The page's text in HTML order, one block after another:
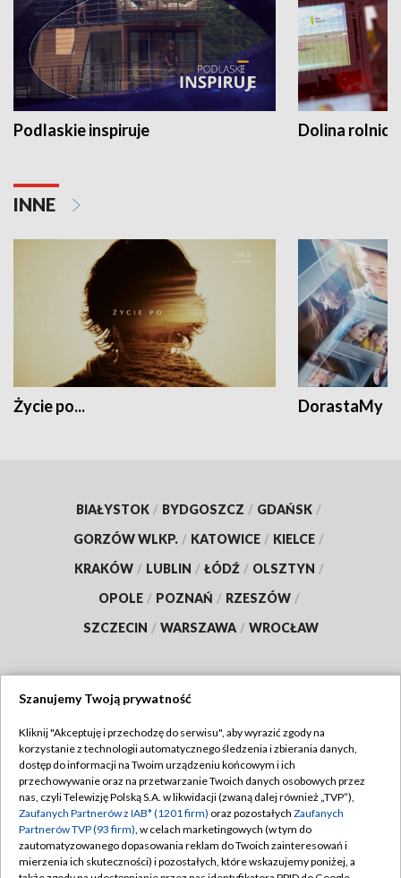
Podlaskie inspiruje Dolina
INNE
Życie po... DorastaMy
BIAŁYSTOK / BYDGOSZCZ / GDAŃSK /
GORZÓW WLKP. / KATOWICE / KIELCE /
KRAKÓW / LUBLIN / ŁÓDŹ / OLSZTYN /
OPOLE / POZNAŃ / RZESZÓW /
SZCZECIN / WARSZAWA / WROCŁAW
TVP
Abonament TVP
Emisja w TVP
Centrum informacji TVP
Naziemna Telewizja Cyfrowa
Regulamin TVP
Polityka prywatności
Moje zgody
Pomoc
Szanujemy Twoją prywatność
Kliknij "Akceptuję i przechodzę do serwisu", aby wyrazić zgody na
korzystanie z technologii automatycznego śledzenia i zbierania danych,
dostęp do informacji na Twoim urządzeniu końcowym i ich
przechowywanie oraz na przetwarzanie Twoich danych osobowych przez
nas, czyli Telewizję Polską S.A. w likwidacji (zwaną dalej również „TVP”),
Zaufanych Partnerów z IAB* (1201 firm) oraz pozostałych Zaufanych
Partnerów TVP (93 firm), w celach marketingowych (w tym do
zautomatyzowanego dopasowania reklam do Twoich zainteresowań i
mierzenia ich skuteczności) i pozostałych, które wskazujemy poniżej, a